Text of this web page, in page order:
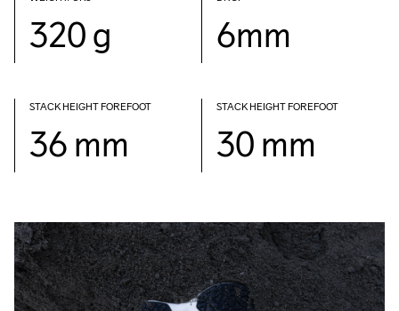
320 g 6mm
STACK HEIGHT FOREFOOT
36 mm
STACK HEIGHT FOREFOOT
30 mm